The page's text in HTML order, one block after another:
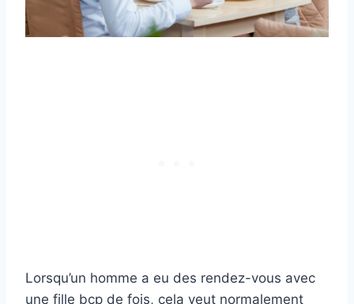
Lorsqu’un homme a eu des rendez-vous avec
une fille bcp de fois, cela veut normalement